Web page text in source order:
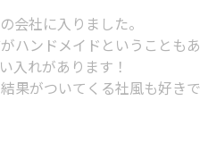
会社に入りました。
ハンドメイドということもあ
入れがあります！
果がついてくる社風も好きで